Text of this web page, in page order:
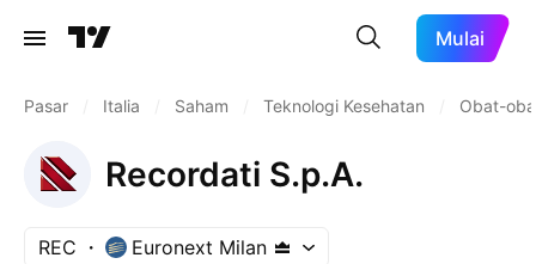
Mulai
Pasar Italia Saham Teknologi Kesehatan Obat-
Recordati S.p.A.
REC Euronext Milan